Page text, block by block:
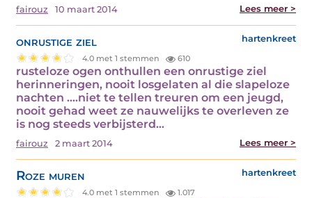
fairouz 10 maart 2014 Lees meer >
onrustige ziel hartenkreet
4.0 met 1 stemmen 610
rusteloze ogen onthullen een onrustige ziel
herinneringen, nooit losgelaten al die slapeloze
nachten ….niet te tellen treuren om een jeugd,
nooit gehad weet ze nauwelijks te overleven ze
is nog steeds verbijsterd…
fairouz 2 maart 2014 Lees meer >
Roze muren hartenkreet
4.0 met 1 stemmen 1.017